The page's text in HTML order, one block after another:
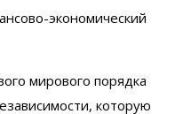
экономический
мирового порядка
которую